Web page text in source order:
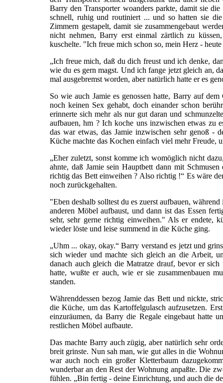
Barry den Transporter woanders parkte, damit sie
schnell, ruhig und routiniert ... und so hatten sie
Zimmern gestapelt, damit sie zusammengebaut
nicht nehmen, Barry erst einmal zärtlich zu
kuschelte. "Ich freue mich schon so, mein Herz -
„Ich freue mich, daß du dich freust und ich denke,
wie du es gern magst. Und ich fange jetzt gleich an,
mal ausgebremst worden, aber natürlich hatte er es
So wie auch Jamie es genossen hatte, Barry auf
noch keinen Sex gehabt, doch einander schon
erinnerte sich mehr als nur gut daran und
aufbauen, hm ? Ich koche uns inzwischen etwas zu
das war etwas, das Jamie inzwischen sehr genoß -
Küche machte das Kochen einfach viel mehr Freude,
„Eher zuletzt, sonst komme ich womöglich nicht
ahnte, daß Jamie sein Hauptbett dann mit
richtig das Bett einweihen ? Also richtig !“ Es wäre
noch zurückgehalten.
"Eben deshalb solltest du es zuerst aufbauen,
anderen Möbel aufbaust, und dann ist das Essen
sehr, sehr gerne richtig einweihen." Als er endete,
wieder löste und leise summend in die Küche ging.
„Uhm ... okay, okay.“ Barry verstand es jetzt und
sich wieder und machte sich gleich an die Arbeit,
danach auch gleich die Matratze drauf, bevor er
hatte, wußte er auch, wie er sie zusammenbauen
standen.
Währenddessen bezog Jamie das Bett und nickte,
die Küche, um das Kartoffelgulasch aufzusetzen.
einzuräumen, da Barry die Regale eingebaut hatte
restlichen Möbel aufbaute.
Das machte Barry auch zügig, aber natürlich sehr
breit grinste. Nun sah man, wie gut alles in die
war auch noch ein großer Kletterbaum
wunderbar an den Rest der Wohnung anpaßte. Die
fühlen. „Bin fertig - deine Einrichtung, und auch die